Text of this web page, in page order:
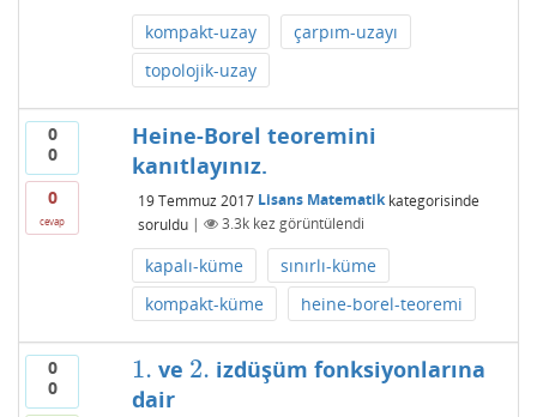
kompakt-uzay
çarpım-uzayı
topolojik-uzay
0
0
0
cevap
Heine-Borel teoremini
kanıtlayınız.
19 Temmuz 2017 Lisans Matematikkategorisinde
soruldu | 3.3kkez görüntülendi
kapalı-küme
sınırlı-küme
kompakt-küme
heine-borel-teoremi
0
0
1.
1. ve 2.
2. izdüşüm fonksiyonlarına
dair